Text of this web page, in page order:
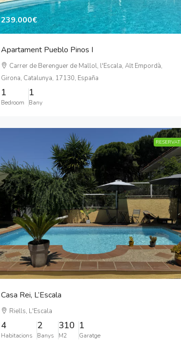
239.000€
Apartament Pueblo Pinos I
Carrer de Berenguer de Mallol, l'Escala, Alt Empordà,
Girona, Catalunya, 17130, España
1
Bedroom
1
Bany
RESERVAT
Casa Rei, L’Escala
Riells, L'Escala
4
Habitacions
2
Banys
310
M2
1
Garatge